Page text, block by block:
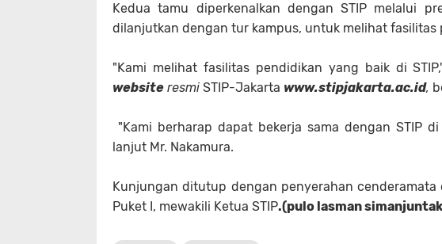
Kedua tamu diperkenalkan dengan STIP melalui
dilanjutkan dengan tur kampus, untuk melihat fasilitas
"Kami melihat fasilitas pendidikan yang baik di
website resmi STIP-Jakarta www.stipjakarta.ac.id,
"Kami berharap dapat bekerja sama dengan STIP
lanjut Mr. Nakamura.
Kunjungan ditutup dengan penyerahan cenderamata
Puket I, mewakili Ketua STIP.(pulo lasman